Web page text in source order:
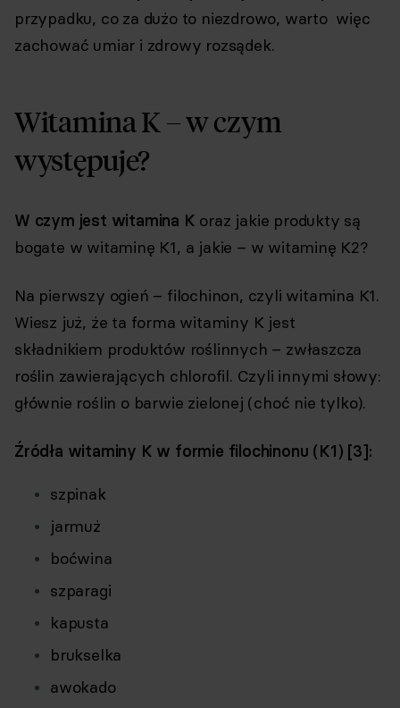
przypadku, co za dużo to niezdrowo, warto więc
zachować umiar i zdrowy rozsądek.
Witamina K – w czym
występuje?
W czym jest witamina K oraz jakie produkty są
bogate w witaminę K1, a jakie – w witaminę K2?
Na pierwszy ogień – filochinon, czyli witamina K1.
Wiesz już, że ta forma witaminy K jest
składnikiem produktów roślinnych – zwłaszcza
roślin zawierających chlorofil. Czyli innymi słowy:
głównie roślin o barwie zielonej (choć nie tylko).
Źródła witaminy K w formie filochinonu (K1) [3]:
szpinak
jarmuż
boćwina
szparagi
kapusta
brukselka
awokado